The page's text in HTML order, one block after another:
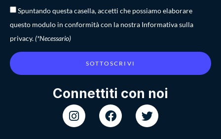
Spuntando questa casella, accetti che possiamo elaborare
questo modulo in conformità con la nostra Informativa sulla
privacy.(*Necessario)
SOTTOSCRIVI
Connettiti con noi